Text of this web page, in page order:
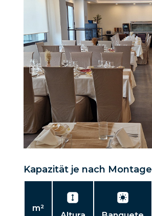
Kapazität je nach Montage
m²